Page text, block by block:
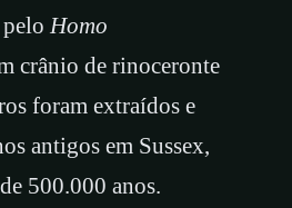
Homo
crânio de rinoceronte
foram extraídos e
antigos em Sussex,
500.000 anos.